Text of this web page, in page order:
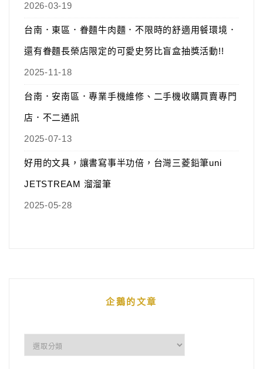
2026-03-19
台南．東區．眷麵牛肉麵．不限時的舒適用餐環境．
還有眷麵長榮店限定的可愛史努比盲盒抽獎活動!!
2025-11-18
台南．安南區．專業手機維修、二手機收購買賣專門
店．不二通訊
2025-07-13
好用的文具，讓書寫事半功倍，台灣三菱鉛筆uni
JETSTREAM 溜溜筆
2025-05-28
企鵝的文章